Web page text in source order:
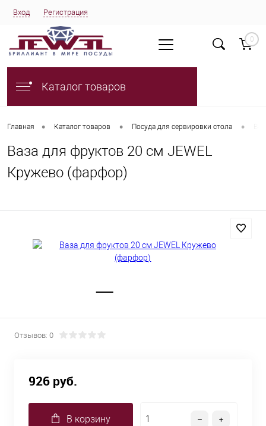
Вход Регистрация
0
Каталог товаров
Главная • Каталог товаров • Посуда для сервировки стола •
Ваза для фруктов 20 см JEWEL
Кружево (фарфор)
Отзывов: 0
926 руб.
В корзину